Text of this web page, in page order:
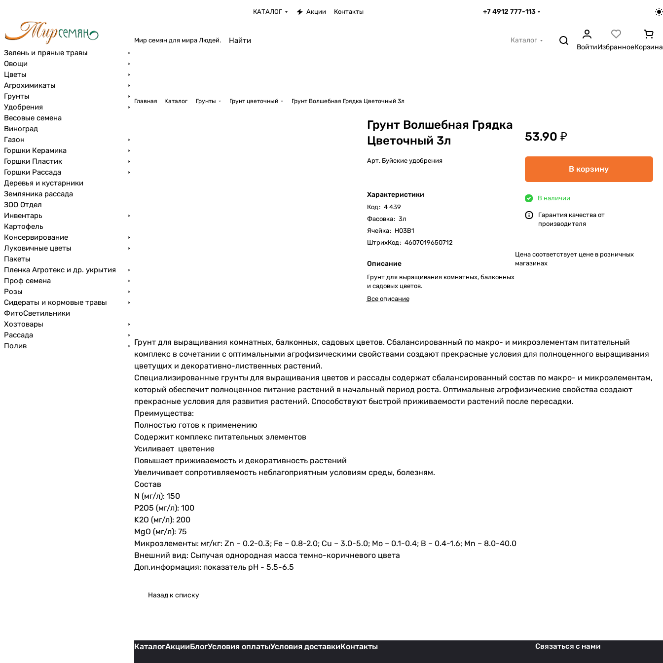
КАТАЛОГ Акции Контакты +7 4912 777-113
Мир семян для мира Людей.
Каталог
ВойтиИзбранноеКорзина
Главная Каталог Грунты Грунт цветочный Грунт Волшебная Грядка Цветочный 3л
Грунт Волшебная Грядка
Цветочный 3л
Арт. Буйские удобрения
Характеристики
Код: 4 439
Фасовка: 3л
Ячейка: Н03В1
ШтрихКод: 4607019650712
Описание
Грунт для выращивания комнатных, балконных
и садовых цветов.
Все описание
53.90 ₽
В корзину
В наличии
Гарантия качества от
производителя
Цена соответствует цене в розничных
магазинах
Грунт для выращивания комнатных, балконных, садовых цветов. Сбалансированный по макро- и микроэлементам питательный
комплекс в сочетании с оптимальными агрофизическими свойствами создают прекрасные условия для полноценного выращивания
цветущих и декоративно-лиственных растений.
Специализированные грунты для выращивания цветов и рассады содержат сбалансированный состав по макро- и микроэлементам,
который обеспечит полноценное питание растений в начальный период роста. Оптимальные агрофизические свойства создают
прекрасные условия для развития растений. Способствуют быстрой приживаемости растений после пересадки.
Преимущества:
Полностью готов к применению
Содержит комплекс питательных элементов
Усиливает цветение
Повышает приживаемость и декоративность растений
Увеличивает сопротивляемость неблагоприятным условиям среды, болезням.
Состав
N (мг/л): 150
P2O5 (мг/л): 100
K2O (мг/л): 200
MgO (мг/л): 75
Микроэлементы: мг/кг: Zn – 0.2-0.3; Fe – 0.8-2.0; Cu – 3.0-5.0; Mo – 0.1-0.4; B – 0.4-1.6; Mn – 8.0-40.0
Внешний вид: Сыпучая однородная масса темно-коричневого цвета
Доп.информация: показатель pH - 5.5-6.5
Назад к списку
КаталогАкцииБлогУсловия оплатыУсловия доставкиКонтакты Связаться с нами
Зелень и пряные травы
Овощи
Цветы
Агрохимикаты
Грунты
Удобрения
Весовые семена
Виноград
Газон
Горшки Керамика
Горшки Пластик
Горшки Рассада
Деревья и кустарники
Земляника рассада
ЗОО Отдел
Инвентарь
Картофель
Консервирование
Луковичные цветы
Пакеты
Пленка Агротекс и др. укрытия
Проф семена
Розы
Сидераты и кормовые травы
ФитоСветильники
Хозтовары
Рассада
Полив